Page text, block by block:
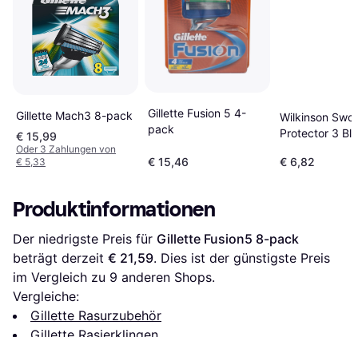
Gillette Mach3 8-pack
€ 15,99
Oder 3 Zahlungen von
€ 5,33
Gillette Fusion 5 4-
pack
€ 15,46
Wilkinson
Protector 3
€ 6,82
Produktinformationen
Der niedrigste Preis für Gillette Fusion5 8-pack
beträgt derzeit € 21,59. Dies ist der günstigste Preis
im Vergleich zu 9 anderen Shops.
Vergleiche:
Gillette Rasurzubehör